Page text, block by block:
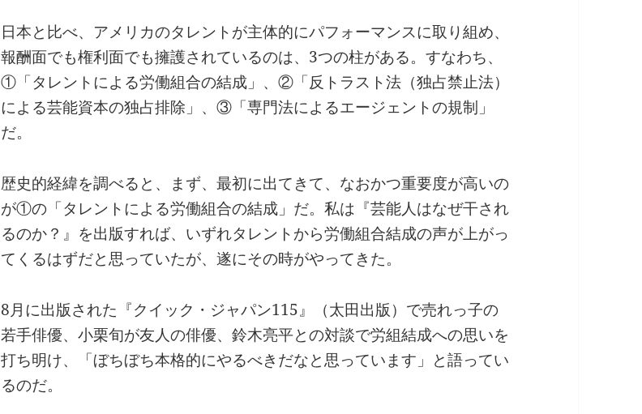
日本と比べ、アメリカのタレントが主体的にパフォーマンスに取り組め、
報酬面でも権利面でも擁護されているのは、3つの柱がある。すなわち、
①「タレントによる労働組合の結成」、②「反トラスト法（独占禁止法）
による芸能資本の独占排除」、③「専門法によるエージェントの規制」
だ。
歴史的経緯を調べると、まず、最初に出てきて、なおかつ重要度が高いの
が①の「タレントによる労働組合の結成」だ。私は『芸能人はなぜ干され
るのか？』を出版すれば、いずれタレントから労働組合結成の声が上がっ
てくるはずだと思っていたが、遂にその時がやってきた。
8月に出版された『クイック・ジャパン115』（太田出版）で売れっ子の
若手俳優、小栗旬が友人の俳優、鈴木亮平との対談で労組結成への思いを
打ち明け、「ぼちぼち本格的にやるべきだなと思っています」と語ってい
るのだ。